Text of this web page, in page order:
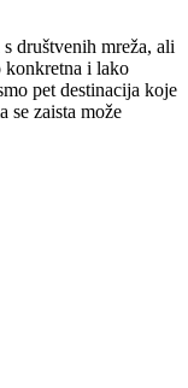
društvenih mreža, ali
konkretna i lako
pet destinacija koje
se zaista može